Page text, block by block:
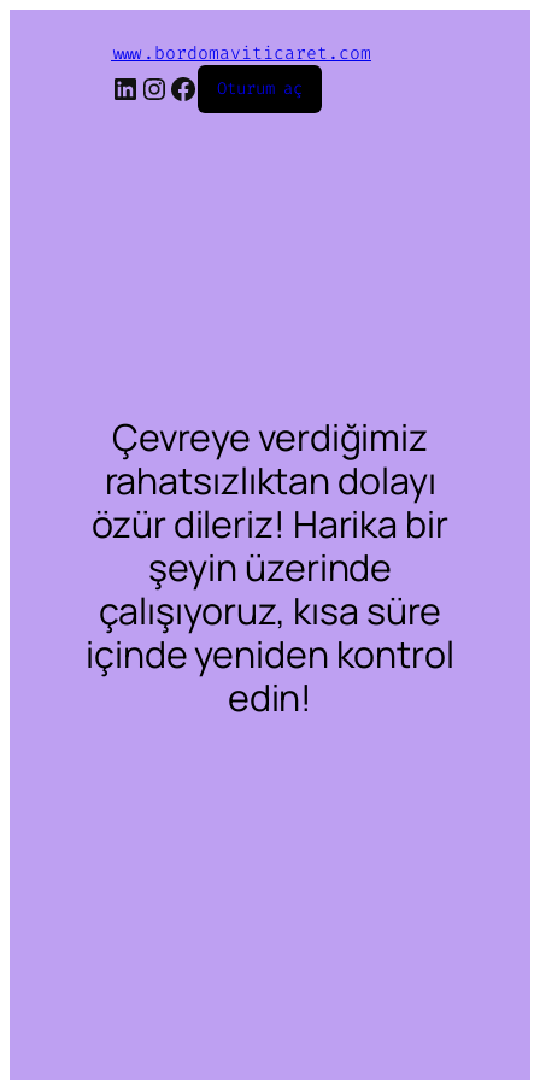
www.bordomaviticaret.com
LinkedIn
Instagram
Facebook
Oturum aç
Çevreye verdiğimiz
rahatsızlıktan dolayı
özür dileriz! Harika bir
şeyin üzerinde
çalışıyoruz, kısa süre
içinde yeniden kontrol
edin!